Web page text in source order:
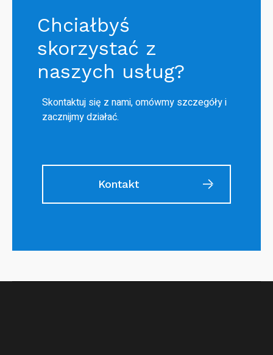
Chciałbyś
skorzystać z
naszych usług?
Skontaktuj się z nami, omówmy szczegóły i
zacznijmy działać.
Kontakt